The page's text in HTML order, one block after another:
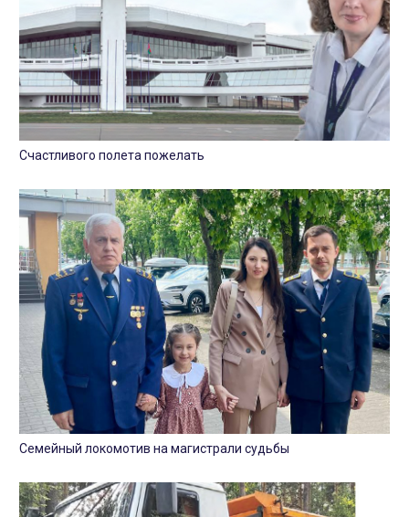
Счастливого полета пожелать
Семейный локомотив на магистрали судьбы